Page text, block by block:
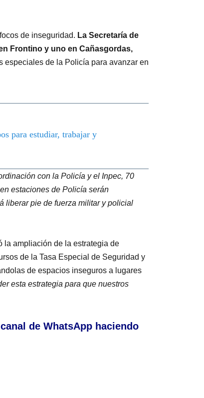
de inseguridad. La Secretaría de
Frontino y uno en Cañasgordas,
especiales de la Policía para avanzar en
para estudiar, trabajar y
con la Policía y el Inpec, 70
estaciones de Policía serán
liberar pie de fuerza militar y policial
la ampliación de la estrategia de
de la Tasa Especial de Seguridad y
de espacios inseguros a lugares
esta estrategia para que nuestros
de WhatsApp haciendo